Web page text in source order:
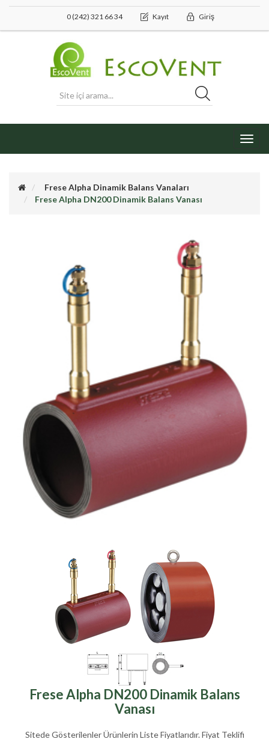
0 (242) 321 66 34 Kayıt Giriş
Frese Alpha Dinamik Balans Vanaları
Frese Alpha DN200 Dinamik Balans Vanası
Frese Alpha DN200 Dinamik Balans
Vanası
Sitede Gösterilenler Ürünlerin Liste Fiyatlarıdır. Fiyat Teklifi